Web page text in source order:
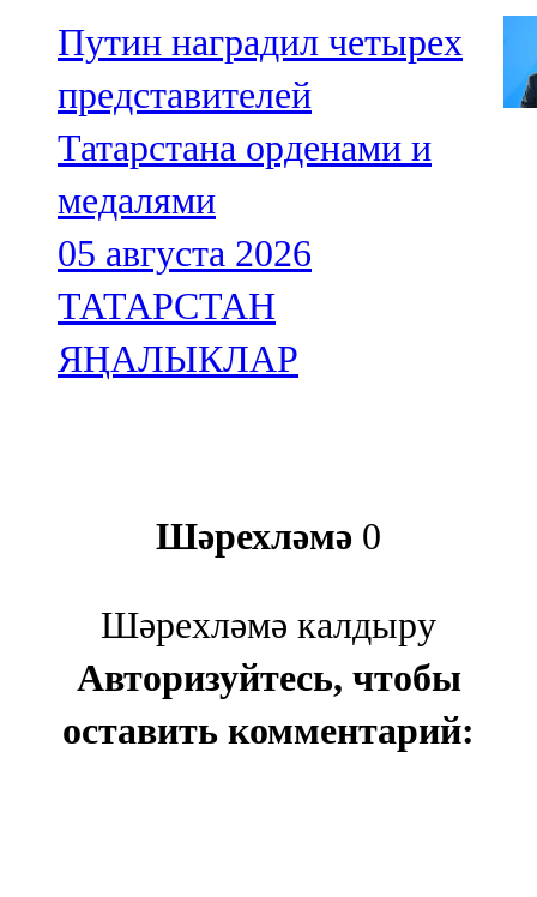
Путин наградил четырех
представителей
Татарстана орденами и
медалями
05 августа 2026
ТАТАРСТАН
ЯҢАЛЫКЛАР
Шәрехләмә 0
Шәрехләмә калдыру
Авторизуйтесь, чтобы
оставить комментарий: